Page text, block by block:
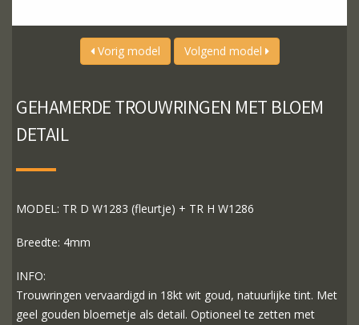
Vorig model Volgend model
GEHAMERDE TROUWRINGEN MET BLOEM
DETAIL
MODEL: TR D W1283 (fleurtje) + TR H W1286
Breedte: 4mm
INFO:
Trouwringen vervaardigd in 18kt wit goud, natuurlijke tint. Met
geel gouden bloemetje als detail. Optioneel te zetten met